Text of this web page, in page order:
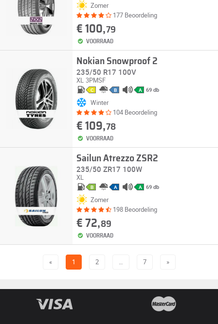
Zomer
177 Beoordeling
€ 100,79
VOORRAAD
Nokian Snowproof 2
235/50 R17 100V
XL 3PMSF
C B A 69 db
Winter
104 Beoordeling
€ 109,78
VOORRAAD
Sailun Atrezzo ZSR2
235/50 ZR17 100W
XL
B A A 69 db
Zomer
198 Beoordeling
€ 72,89
VOORRAAD
« 1 2 … 7 »